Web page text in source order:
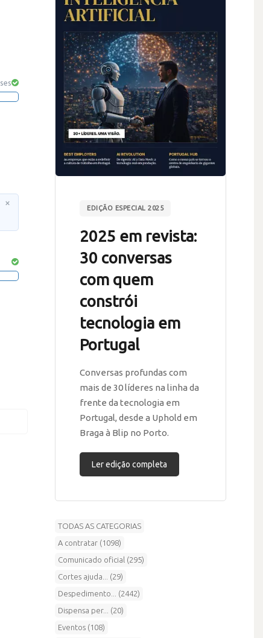
× EDIÇÃO ESPECIAL 2025
2025 em revista:
30 conversas
com quem
constrói
tecnologia em
Portugal
Conversas profundas com
mais de 30 líderes na linha da
frente da tecnologia em
Portugal, desde a Uphold em
Braga à Blip no Porto.
Ler edição completa
TODAS AS CATEGORIAS
A contratar (1098)
Comunicado oficial (295)
Cortes ajuda... (29)
Despedimento... (2442)
Dispensa per... (20)
Eventos (108)